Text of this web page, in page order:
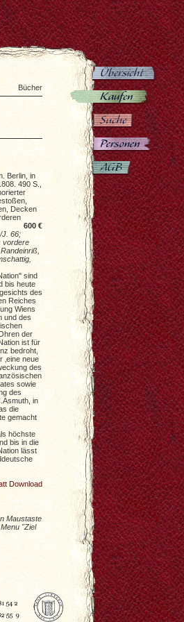
Bücher
Berlin, in
490 S.,
Decken
600 €
J. 66;
vordere
sind
bis heute
des
Reiches
Wiens
und des
der
ist für
bedroht,
neue
des
sowie
des
in
die
gemacht
höchste
bis in die
lässt
Download
Maustaste
"Ziel